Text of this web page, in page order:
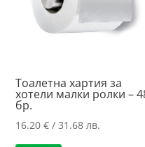
Тоалетна хартия за
хотели малки ролки –
бр.
16.20€ / 31.68 лв.